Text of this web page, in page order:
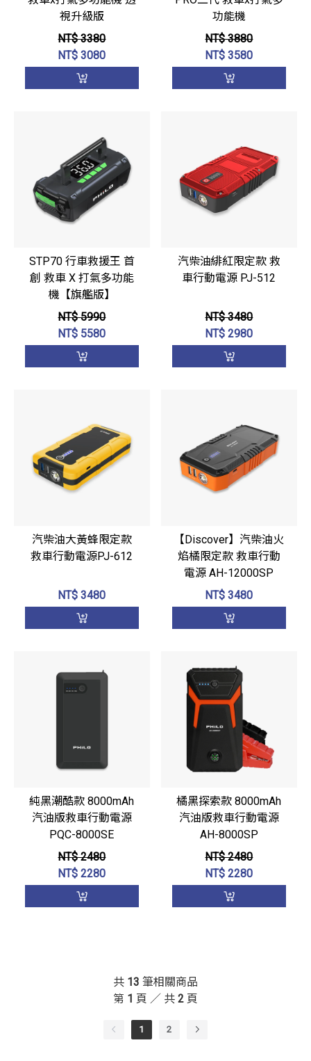
視升級版
NT$ 3380
NT$ 3080
功能機
NT$ 3880
NT$ 3580
STP70 行車救援王 首
創 救車 X 打氣多功能
機【旗艦版】
NT$ 5990
NT$ 5580
汽柴油緋紅限定款 救
車行動電源 PJ-512
NT$ 3480
NT$ 2980
汽柴油大黃蜂限定款
救車行動電源PJ-612
NT$ 3480
【Discover】汽柴油火
焰橘限定款 救車行動
電源 AH-12000SP
NT$ 3480
純黑潮酷款 8000mAh
汽油版救車行動電源
PQC-8000SE
NT$ 2480
NT$ 2280
橘黑探索款 8000mAh
汽油版救車行動電源
AH-8000SP
NT$ 2480
NT$ 2280
共 13 筆相關商品
第 1 頁 ／ 共 2頁
1 2